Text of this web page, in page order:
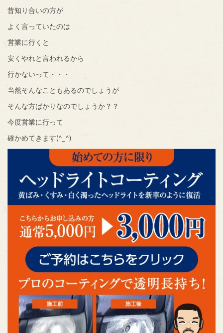
昔知り合いの方が
よく言っていたのは
営業に行くと
安くやれと言われるから
行かないって・・・
当然そんなこともあるのでしょうが
そんな方ばかりなのでしょうか？？
今度営業に行って
確かめてきます(^_^)